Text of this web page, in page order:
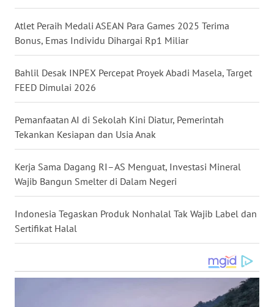
Atlet Peraih Medali ASEAN Para Games 2025 Terima
Bonus, Emas Individu Dihargai Rp1 Miliar
Bahlil Desak INPEX Percepat Proyek Abadi Masela, Target
FEED Dimulai 2026
Pemanfaatan AI di Sekolah Kini Diatur, Pemerintah
Tekankan Kesiapan dan Usia Anak
Kerja Sama Dagang RI–AS Menguat, Investasi Mineral
Wajib Bangun Smelter di Dalam Negeri
Indonesia Tegaskan Produk Nonhalal Tak Wajib Label dan
Sertifikat Halal
NUSANTARA
JOGJA
JATIM
WN
BALI
WN
KALBAR
WN